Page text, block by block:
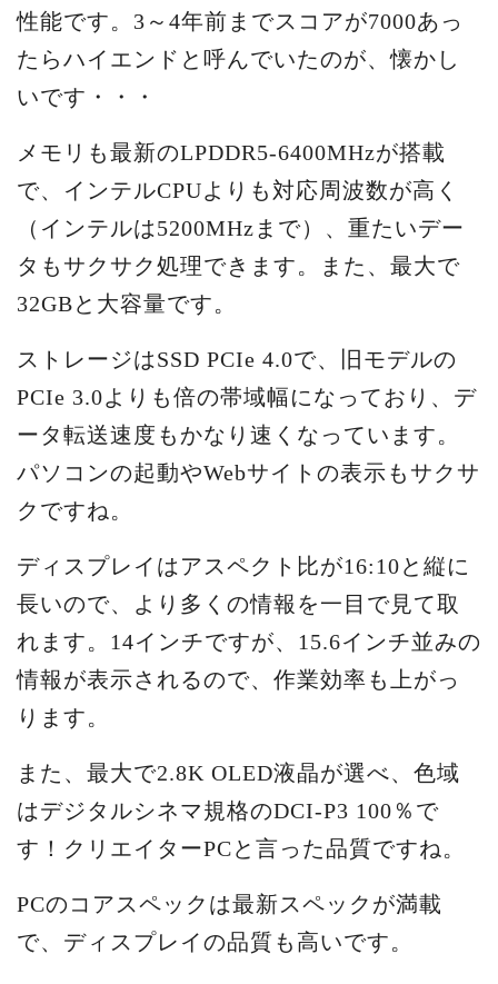
性能です。3～4年前までスコアが7000あっ
たらハイエンドと呼んでいたのが、懐かし
いです・・・
メモリも最新のLPDDR5-6400MHzが搭載
で、インテルCPUよりも対応周波数が高く
（インテルは5200MHzまで）、重たいデー
タもサクサク処理できます。また、最大で
32GBと大容量です。
ストレージはSSD PCIe 4.0で、旧モデルの
PCIe 3.0よりも倍の帯域幅になっており、デ
ータ転送速度もかなり速くなっています。
パソコンの起動やWebサイトの表示もサクサ
クですね。
ディスプレイはアスペクト比が16:10と縦に
長いので、より多くの情報を一目で見て取
れます。14インチですが、15.6インチ並みの
情報が表示されるので、作業効率も上がっ
ります。
また、最大で2.8K OLED液晶が選べ、色域
はデジタルシネマ規格のDCI-P3 100％で
す！クリエイターPCと言った品質ですね。
PCのコアスペックは最新スペックが満載
で、ディスプレイの品質も高いです。